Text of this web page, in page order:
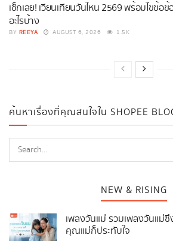
เช็กเลย! เวียนเทียนวันไหน 2569 พร้อมไขข้อข้
อะไรบ้าง
BY REEYA AUGUST 6, 2026 1.5K
ค้นหาเรื่องที่คุณสนใจใน SHOPEE
NEW & RISING
เพลงวันแม่ รวมเพลงวันแม่
คุณแม่ก็ประทับใจ